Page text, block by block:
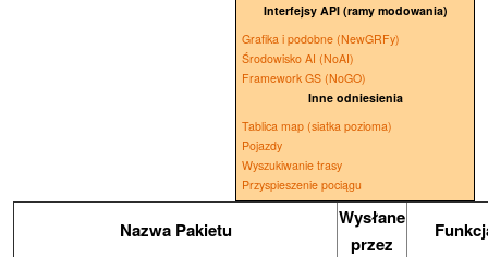
Interfejsy API (ramy modowania)
Grafika i podobne (NewGRFy)
Środowisko AI (NoAI)
Framework GS (NoGO)
Inne odniesienia
Tablica map (siatka pozioma)
Pojazdy
Wyszukiwanie trasy
Przyspieszenie pociągu
Nazwa Pakietu
Wysłane
przez